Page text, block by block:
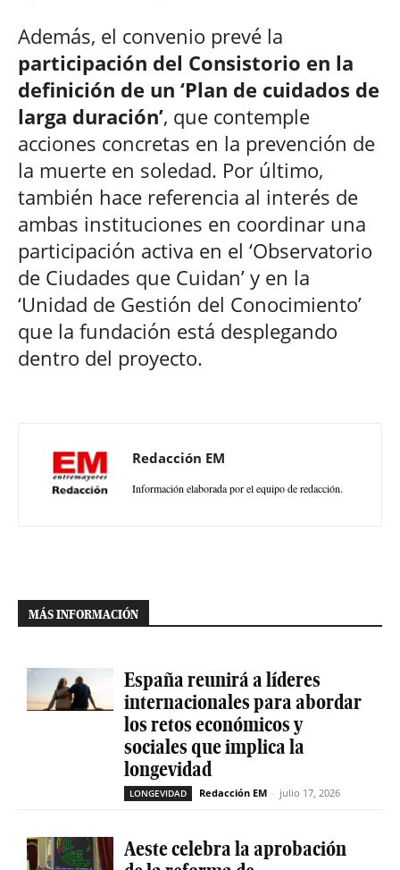
Además, el convenio prevé la
participación del Consistorio en la
definición de un ‘Plan de cuidados de
larga duración’, que contemple
acciones concretas en la prevención de
la muerte en soledad. Por último,
también hace referencia al interés de
ambas instituciones en coordinar una
participación activa en el ‘Observatorio
de Ciudades que Cuidan’ y en la
‘Unidad de Gestión del Conocimiento’
que la fundación está desplegando
dentro del proyecto.
Redacción EM
Información elaborada por el equipo de redacción.
MÁS INFORMACIÓN
España reunirá a líderes
internacionales para abordar
los retos económicos y
sociales que implica la
longevidad
LONGEVIDAD Redacción EM - julio 17, 2026
Aeste celebra la aprobación